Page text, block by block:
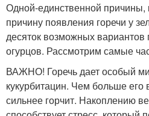
Одной-единственной причины,
причину появления горечи у
десяток возможных вариантов
огурцов. Рассмотрим самые
ВАЖНО! Горечь дает особый
кукурбитацин. Чем больше его
сильнее горчит. Накоплению